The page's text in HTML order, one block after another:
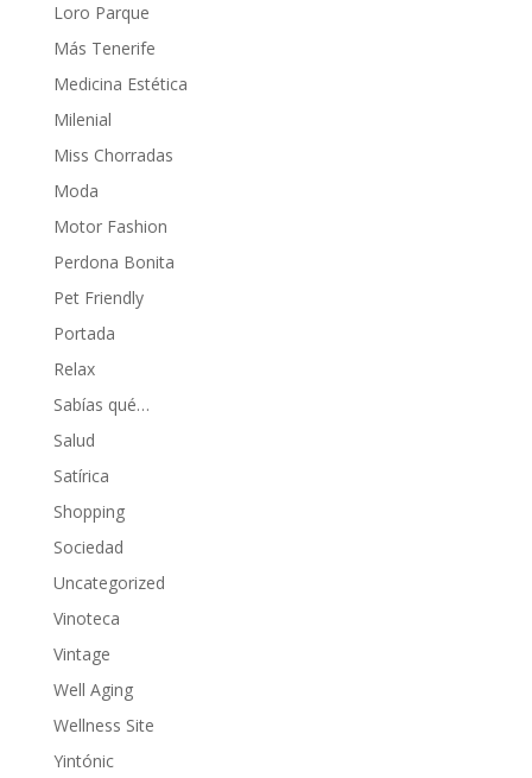
Loro Parque
Más Tenerife
Medicina Estética
Milenial
Miss Chorradas
Moda
Motor Fashion
Perdona Bonita
Pet Friendly
Portada
Relax
Sabías qué…
Salud
Satírica
Shopping
Sociedad
Uncategorized
Vinoteca
Vintage
Well Aging
Wellness Site
Yintónic